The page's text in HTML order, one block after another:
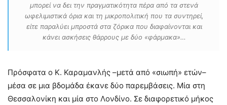
μπορεί να δει την πραγματικότητα πέρα από τα στενά
ωφελιμιστικά όρια και τη μικροπολιτική που τα συντηρεί,
είτε παραλύει μπροστά στα ζόρικα που διαφαίνονται και
κάνει ασκήσεις θάρρους με δύο «φάρμακα»…
Πρόσφατα ο Κ. Καραμανλής –μετά από «σιωπή» ετών–
μέσα σε μια βδομάδα έκανε δύο παρεμβάσεις. Μία στη
Θεσσαλονίκη και μία στο Λονδίνο. Σε διαφορετικό μήκος